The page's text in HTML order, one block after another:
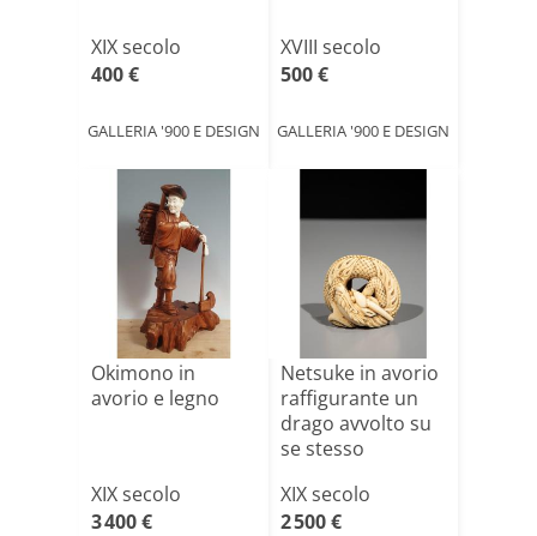
XIX secolo
400 €
GALLERIA '900 E DESIGN
XVIII secolo
500 €
GALLERIA '900 E DESIGN
Okimono in
avorio e legno
XIX secolo
3 400 €
Netsuke in avorio
raffigurante un
drago avvolto su
se stesso
XIX secolo
2 500 €